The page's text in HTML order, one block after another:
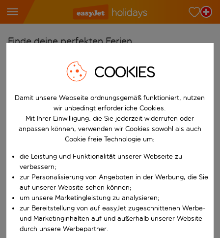
Finde deine perfekten Ferien
Beginne mit der Eingabe für die automatische
Wähle deine Flughäfen
Beginne mit der Eingabe für die automatische
Reiseziele finden
Nach
W&auml;hle ein Ab- und R&uuml;ckflugdatum aus.
Wähle deine Reisedaten
Wann
Wer
Suchen
COOKIES
Damit unsere Webseite ordnungsgemäß funktioniert, nutzen
wir unbedingt erforderliche Cookies.
Mit Ihrer Einwilligung, die Sie jederzeit widerrufen oder
anpassen können, verwenden wir Cookies sowohl als auch
Cookie freie Technologie um:
die Leistung und Funktionalität unserer Webseite zu
verbessern;
zur Personalisierung von Angeboten in der Werbung, die Sie
auf unserer Website sehen können;
um unsere Marketingleistung zu analysieren;
zur Bereitstellung von auf easyJet zugeschnittenen Werbe-
und Marketinginhalten auf und außerhalb unserer Website
durch unsere Werbepartner.